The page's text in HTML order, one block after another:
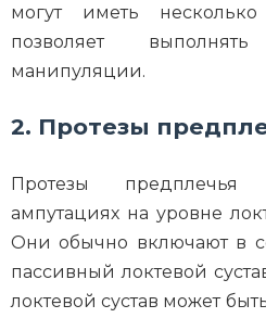
могут иметь
позволяет
манипуляции.
2. Протезы
Протезы предплечья
ампутациях на уровне
Они обычно включают в
пассивный локтевой
локтевой сустав может